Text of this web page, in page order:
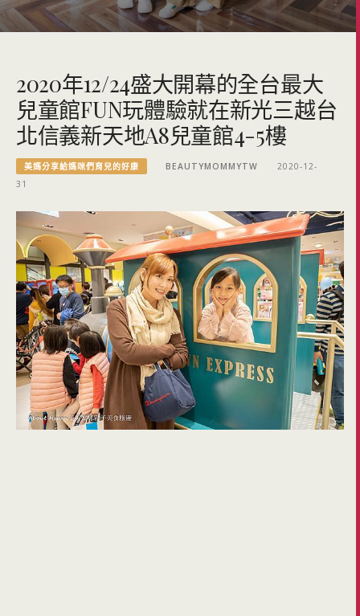
2020年12/24盛大開幕的全台最大
兒童館FUN玩體驗就在新光三越台
北信義新天地A8兒童館4-5樓
美媽分享給媽咪們育兒的好康 BEAUTYMOMMYTW
2020-12-
31